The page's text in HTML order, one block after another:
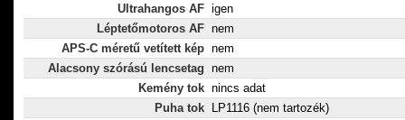
Ultrahangos AF igen
Léptetőmotoros AF nem
APS-C méretű vetített kép nem
Alacsony szórású lencsetag nem
Kemény tok nincs adat
Puha tok
LP1116 (nem tartozék)